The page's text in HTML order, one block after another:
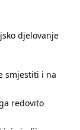
djelovanje
smjestiti i na
redovito